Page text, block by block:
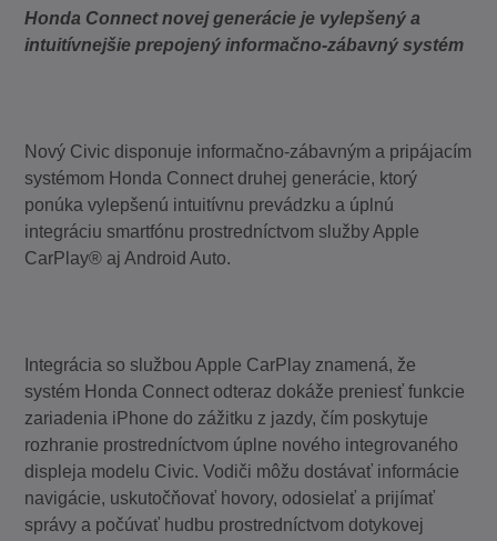
Honda Connect novej generácie je vylepšený a
intuitívnejšie prepojený informačno-zábavný systém
Nový Civic disponuje informačno-zábavným a pripájacím
systémom Honda Connect druhej generácie, ktorý
ponúka vylepšenú intuitívnu prevádzku a úplnú
integráciu smartfónu prostredníctvom služby Apple
CarPlay® aj Android Auto.
Integrácia so službou Apple CarPlay znamená, že
systém Honda Connect odteraz dokáže preniesť funkcie
zariadenia iPhone do zážitku z jazdy, čím poskytuje
rozhranie prostredníctvom úplne nového integrovaného
displeja modelu Civic. Vodiči môžu dostávať informácie
navigácie, uskutočňovať hovory, odosielať a prijímať
správy a počúvať hudbu prostredníctvom dotykovej